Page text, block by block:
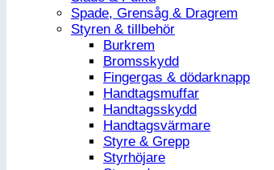
Spade, Grensåg & Dragrem
Styren & tillbehör
Burkrem
Bromsskydd
Fingergas & dödarknapp
Handtagsmuffar
Handtagsskydd
Handtagsvärmare
Styre & Grepp
Styrhöjare